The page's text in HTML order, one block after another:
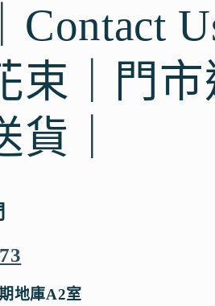
Contact
束｜門
｜
地庫A2室